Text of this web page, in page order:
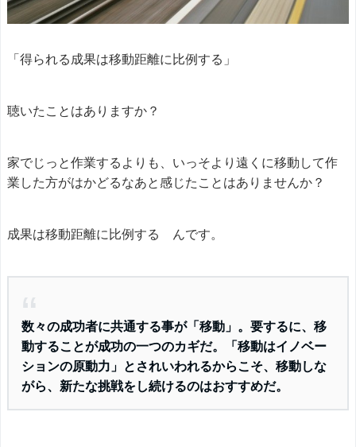
「得られる成果は移動距離に比例する」
聴いたことはありますか？
家でじっと作業するよりも、いっそより遠くに移動して作
業した方がはかどるなあと感じたことはありませんか？
成果は移動距離に比例する んです。
数々の成功者に共通する事が「移動」。要するに、移
動することが成功の一つのカギだ。「移動はイノベー
ションの原動力」とされいわれるからこそ、移動しな
がら、新たな挑戦をし続けるのはおすすめだ。